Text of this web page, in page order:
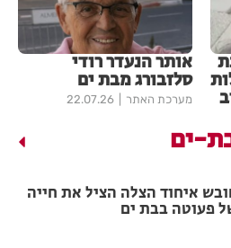
אותר הנעדר רודי
סלזבורג מבת ים
מערכת האתר 22.07.26
ים
איחוד הצלה הציל את חייה
פעוטה בבת ים